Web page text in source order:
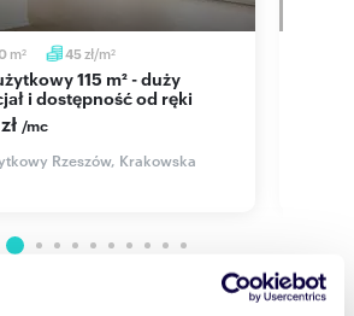
z systemu Galactica Virgo
m2 45 zł/m2
i dostępność od ręki
/mc
Rzeszów, Krakowska